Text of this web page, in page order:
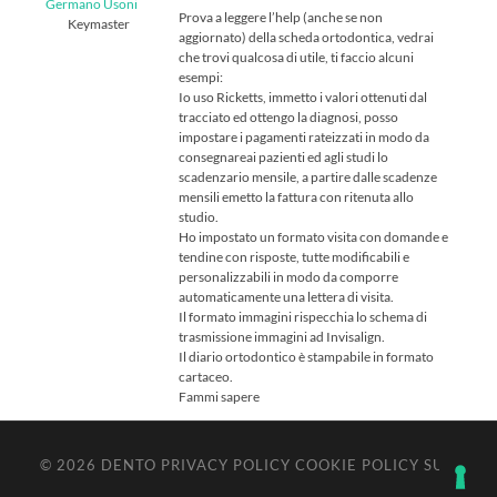
Germano Usoni
Keymaster
Prova a leggere l’help (anche se non
aggiornato) della scheda ortodontica, vedrai
che trovi qualcosa di utile, ti faccio alcuni
esempi:
Io uso Ricketts, immetto i valori ottenuti dal
tracciato ed ottengo la diagnosi, posso
impostare i pagamenti rateizzati in modo da
consegnareai pazienti ed agli studi lo
scadenzario mensile, a partire dalle scadenze
mensili emetto la fattura con ritenuta allo
studio.
Ho impostato un formato visita con domande e
tendine con risposte, tutte modificabili e
personalizzabili in modo da comporre
automaticamente una lettera di visita.
Il formato immagini rispecchia lo schema di
trasmissione immagini ad Invisalign.
Il diario ortodontico è stampabile in formato
cartaceo.
Fammi sapere
© 2026 DENTO PRIVACY POLICY COOKIE POLICY SU ↑